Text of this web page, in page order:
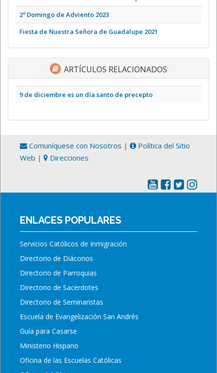
2º Domingo de Adviento 2023
Fiesta de Nuestra Señora de Guadalupe 2021
ARTÍCULOS RELACIONADOS
9 de diciembre es un día santo de precepto
Comuníquese con Nosotros |
Política del Sitio
Web | Direcciones
ENLACES POPULARES
Servicios Católicos de Inmigración
Directorio de Diáconos
Directorio de Parroquias
Directorio de Sacerdotes
Directorio de Seminaristas
Escuela de Evangelización San Andrés
Guía para Casarse
Ministerio Hispano
Oficina de las Escuelas Católicas